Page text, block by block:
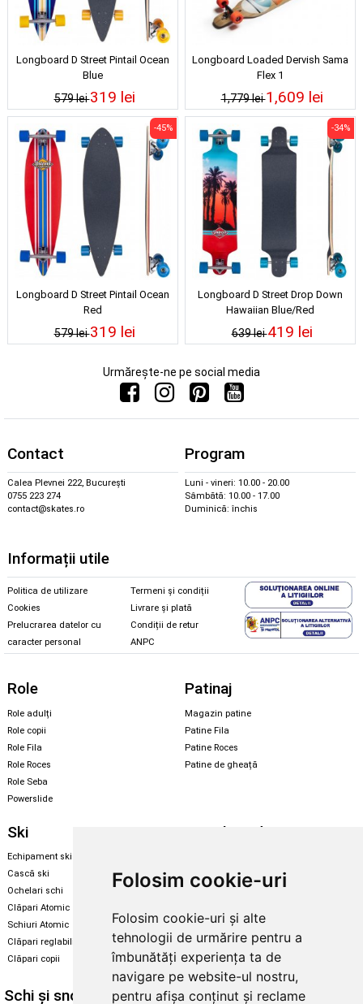
Folosim cookie-uri
Folosim cookie-uri și alte
tehnologii de urmărire pentru a
îmbunătăți experiența ta de
navigare pe website-ul nostru,
pentru afișa conținut și reclame
Longboard D Street Pintail Ocean
Blue
579 lei319 lei
Longboard Loaded Dervish Sama
Flex 1
1,779 lei1,609 lei
Longboard D Street Pintail Ocean
Red
579 lei
-45%
319 lei
Longboard D Street Drop Down
Hawaiian Blue/Red
639 lei
-34%
419 lei
Urmărește-ne pe social media
Contact
Calea Plevnei 222, București
0755 223 274
contact@skates.ro
Program
Luni - vineri: 10.00 - 20.00
Sâmbătă: 10.00 - 17.00
Duminică: închis
Informații utile
Politica de utilizare
Cookies
Prelucrarea datelor cu
caracter personal
Termeni și condiții
Livrare și plată
Condiții de retur
ANPC
Role
Role adulți
Role copii
Role Fila
Role Roces
Role Seba
Powerslide
Patinaj
Magazin patine
Patine Fila
Patine Roces
Patine de gheață
Ski
Echipament ski
Cască ski
Ochelari schi
Clăpari Atomic
Schiuri Atomic
Clăpari reglabili
Clăpari copii
Snowboard
Echipament snowboard
Legături Rome SDS
Skate & longboard
Enuff Skateboards
Schi și snowboard Diverse